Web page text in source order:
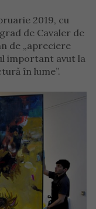
2019, cu
de Cavaler de
de „apreciere
important avut la
în lume”.